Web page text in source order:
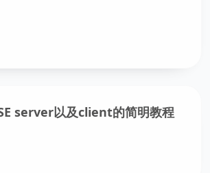
server以及client的简明教程